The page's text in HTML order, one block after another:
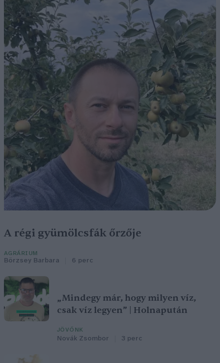
A régi gyümölcsfák őrzője
AGRÁRIUM
Börzsey Barbara 6 perc
„Mindegy már, hogy milyen víz,
csak víz legyen” | Holnapután
JÖVŐNK
Novák Zsombor 3 perc